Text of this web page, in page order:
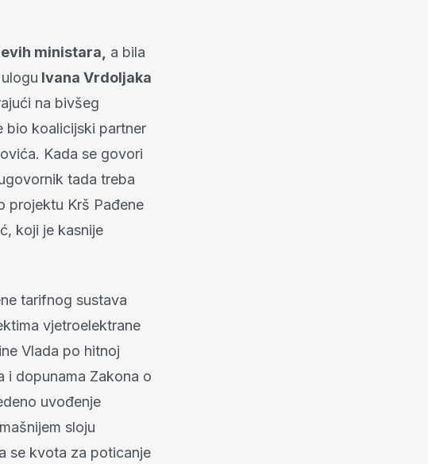
ministara,
a bila
Ivana Vrdoljaka
na bivšeg
bio koalicijski partner
Kada se govori
tada treba
projektu Krš Pađene
koji je kasnije
tarifnog sustava
vjetroelektrane
Vlada po hitnoj
i dopunama Zakona o
uvođenje
sloju
se kvota za poticanje